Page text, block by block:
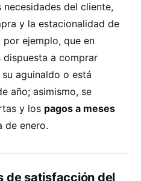
del cliente,
y la estacionalidad de
por ejemplo, que en
dispuesta a comprar
aguinaldo o está
año; asimismo, se
y los pagos a meses
de enero.
de satisfacción del